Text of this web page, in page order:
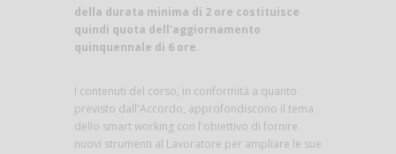
della durata minima di 2 ore costituisce
quindi quota dell'aggiornamento
quinquennale di 6 ore.
I contenuti del corso, in conformità a quanto
previsto dall'Accordo, approfondiscono il tema
dello smart working con l'obiettivo di fornire
nuovi strumenti al Lavoratore per ampliare le sue